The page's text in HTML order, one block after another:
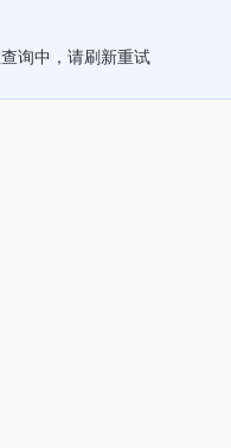
询中，请刷新重试